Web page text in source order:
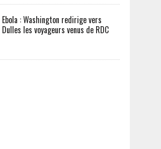
Ebola : Washington redirige vers
Dulles les voyageurs venus de RDC